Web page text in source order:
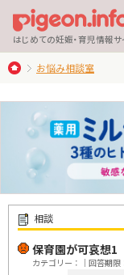
はじめての妊娠・育児情報サ
お悩み相談室
相談
保育園が可哀想1
カテゴリー：｜回答期